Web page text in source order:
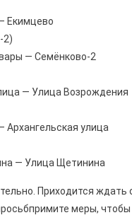
Екимцево
2)
— Семёнково-2
— Улица Возрождения
улица
— Улица Щетинина
Приходится
меры,